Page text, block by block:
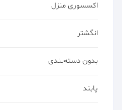
اکسسوری منزل
انگشتر
بدون دسته‌بندی
پابند